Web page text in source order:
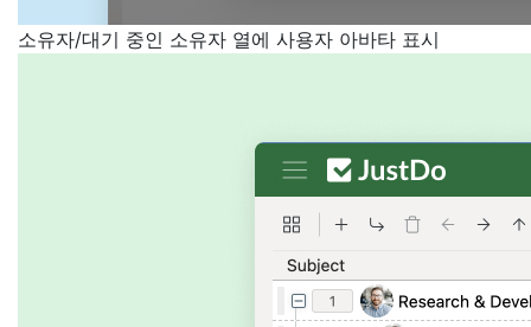
소유자/대기 중인 소유자 열에 사용자 아바타 표시